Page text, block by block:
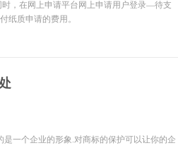
，在网上申请平台网上申请用户登录—待支
纸质申请的费用。
一个企业的形象.对商标的保护可以让你的企